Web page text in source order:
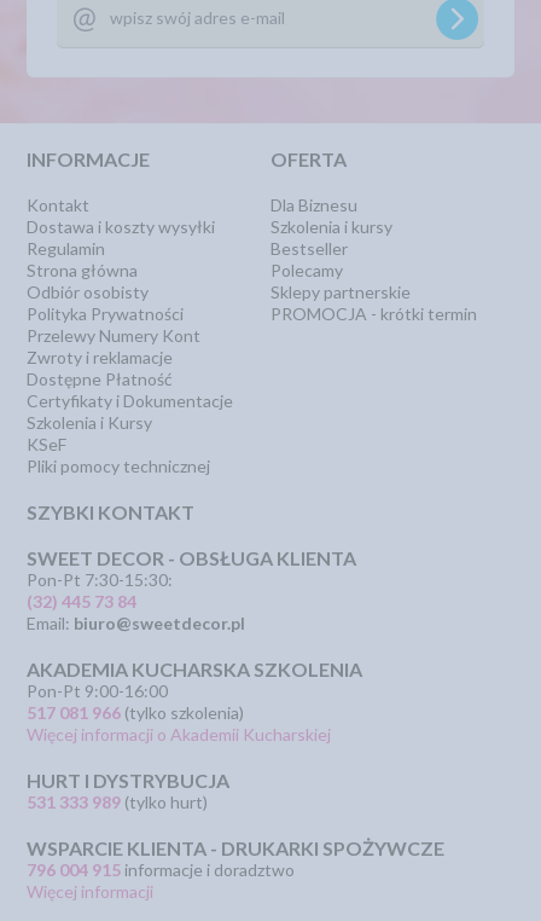
INFORMACJE
Kontakt
Dostawa i koszty wysyłki
Regulamin
Strona główna
Odbiór osobisty
Polityka Prywatności
Przelewy Numery Kont
Zwroty i reklamacje
Dostępne Płatność
Certyfikaty i Dokumentacje
Szkolenia i Kursy
KSeF
Pliki pomocy technicznej
OFERTA
Dla Biznesu
Szkolenia i kursy
Bestseller
Polecamy
Sklepy partnerskie
PROMOCJA - krótki termin
SZYBKI KONTAKT
SWEET DECOR - OBSŁUGA KLIENTA
Pon-Pt 7:30-15:30:
(32) 445 73 84
Email: biuro@sweetdecor.pl
AKADEMIA KUCHARSKA SZKOLENIA
Pon-Pt 9:00-16:00
517 081 966 (tylko szkolenia)
Więcej informacji o Akademii Kucharskiej
HURT I DYSTRYBUCJA
531 333 989 (tylko hurt)
WSPARCIE KLIENTA - DRUKARKI SPOŻYWCZE
796 004 915 informacje i doradztwo
Więcej informacji